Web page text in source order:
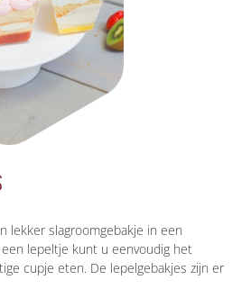
lekker slagroomgebakje in een
lepeltje kunt u eenvoudig het
cupje eten. De lepelgebakjes zijn er